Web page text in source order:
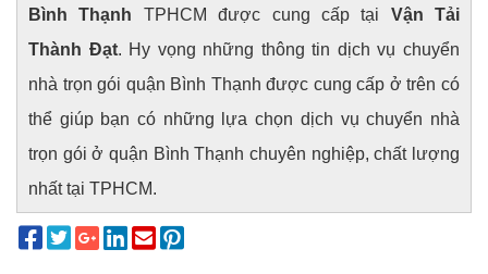
Bình Thạnh TPHCM được cung cấp tại Vận Tải
Thành Đạt. Hy vọng những thông tin dịch vụ chuyển
nhà trọn gói quận Bình Thạnh được cung cấp ở trên có
thể giúp bạn có những lựa chọn dịch vụ chuyển nhà
trọn gói ở quận Bình Thạnh chuyên nghiệp, chất lượng
nhất tại TPHCM.